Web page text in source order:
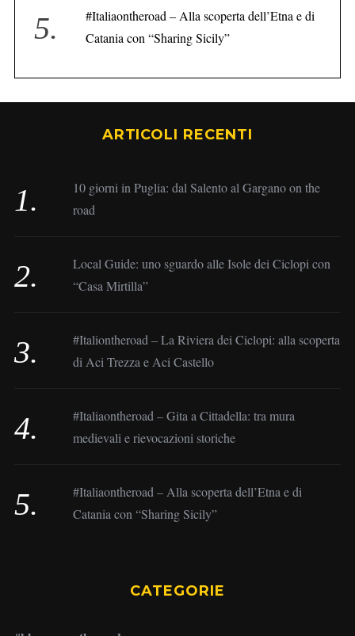
#Italiaontheroad – Alla scoperta dell’Etna e di
Catania con “Sharing Sicily”
ARTICOLI RECENTI
10 giorni in Puglia: dal Salento al Gargano on the
road
Local Guide: uno sguardo alle Isole dei Ciclopi con
“Casa Mirtilla”
#Italiontheroad – La Riviera dei Ciclopi: alla scoperta
di Aci Trezza e Aci Castello
#Italiaontheroad – Gita a Cittadella: tra mura
medievali e rievocazioni storiche
#Italiaontheroad – Alla scoperta dell’Etna e di
Catania con “Sharing Sicily”
CATEGORIE